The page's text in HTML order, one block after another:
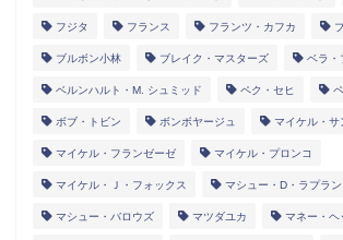
フジタ フランス フランツ・カフカ
ブルボン小林 ブレイク・マスターズ ベラ・
ベルンハルト・M. シュミッド ペク・セヒ
ボブ・トビン ボンボヤージュ マイケル・サ
マイケル・フランゼーゼ マイケル・プロンコ
マイケル・Ｊ・フォックス マシュー・D・ラプラン
マシュー・バロウズ マツダユカ マネー・ヘ